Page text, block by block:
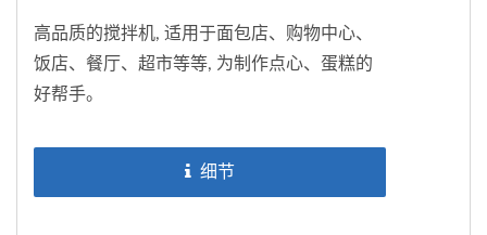
高品质的搅拌机, 适用于面包店、购物中心、
饭店、餐厅、超市等等, 为制作点心、蛋糕的
好帮手。
细节